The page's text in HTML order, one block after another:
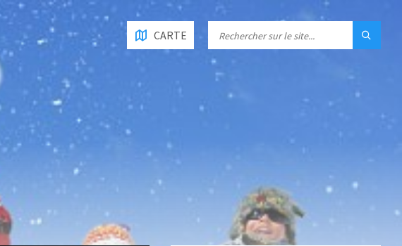
CARTE